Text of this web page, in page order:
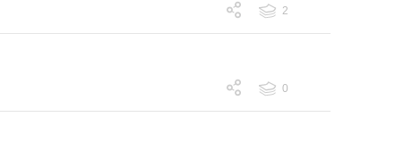
2
0